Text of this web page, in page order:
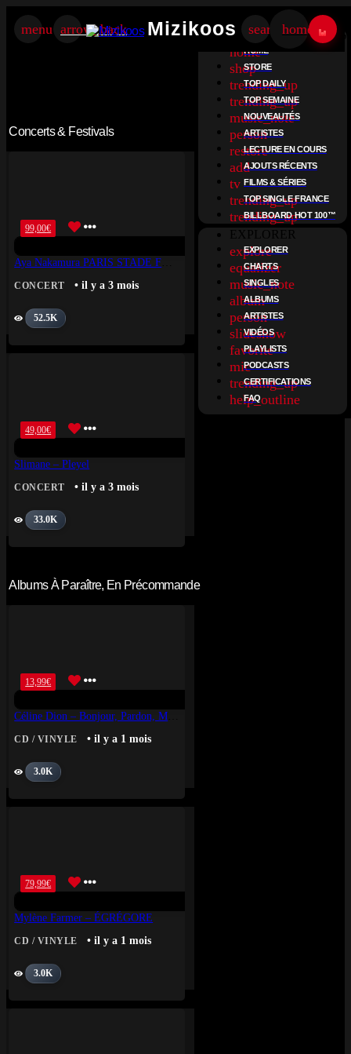
Mizikoos
SERVICE MIZIKOOS
home
HOME
shopSTORE
trending_up
TOP DAILY
trending_up
TOP SEMAINE
music_note
NOUVEAUTÉS
person
ARTISTES
restore
LECTURE EN COURS
addAJOUTS RÉCENTS
tv FILMS & SÉRIES
trending_up
TOP SINGLE FRANCE
trending_up
BILLBOARD HOT 100™
EXPLORER
explore
EXPLORER
equalizer
CHARTS
music_note
SINGLES
album
ALBUMS
person
ARTISTES
slideshow
VIDÉOS
favorite
PLAYLISTS
micPODCASTS
trending_up
CERTIFICATIONS
help_outline
FAQ
menu arrow_back Mizikoos searchhome
Concerts & Festivals
99,00€
CONCERT • il y a 3 mois
52.5K
49,00€
Slimane – Pleyel
CONCERT • il y a 3 mois
33.0K
Albums À Paraître, En Précommande
13,99€
CD / VINYLE • il y a 1 mois
3.0K
79,99€
Mylène Farmer – ÉGRÉGORE
CD / VINYLE • il y a 1 mois
3.0K